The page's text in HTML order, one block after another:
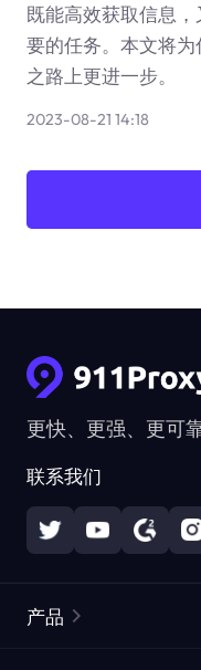
既能高效获取信息
要的任务。本文将
之路上更进一步。
2023-08-21 14:18
更快、更强、更可靠
联系我们
产品